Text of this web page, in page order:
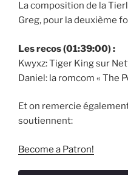
La composition de la
Greg, pour la deuxième
Les recos (01:39:00) :
Kwyxz: Tiger King sur
Daniel: la romcom « The
Et on remercie
soutiennent:
Become a Patron!